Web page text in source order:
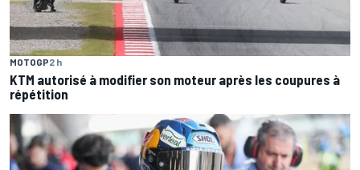
MOTOGP2 h
KTM autorisé à modifier son moteur après les coupures à
répétition